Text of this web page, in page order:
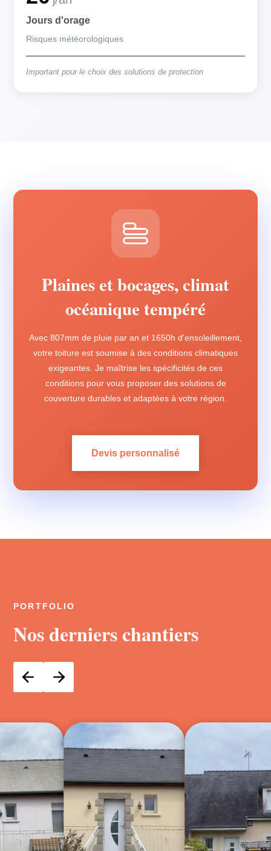
Jours d'orage
Risques météorologiques
Important pour le choix des solutions de protection
Plaines et bocages, climat
océanique tempéré
Avec 807mm de pluie par an et 1650h d'ensoleillement,
votre toiture est soumise à des conditions climatiques
exigeantes. Je maîtrise les spécificités de ces
conditions pour vous proposer des solutions de
couverture durables et adaptées à votre région.
Devis personnalisé
PORTFOLIO
Nos derniers chantiers